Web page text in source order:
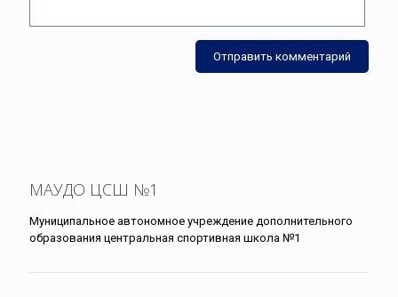
МАУДО ЦСШ №1
Муниципальное автономное учреждение дополнительного
образования центральная спортивная школа №1